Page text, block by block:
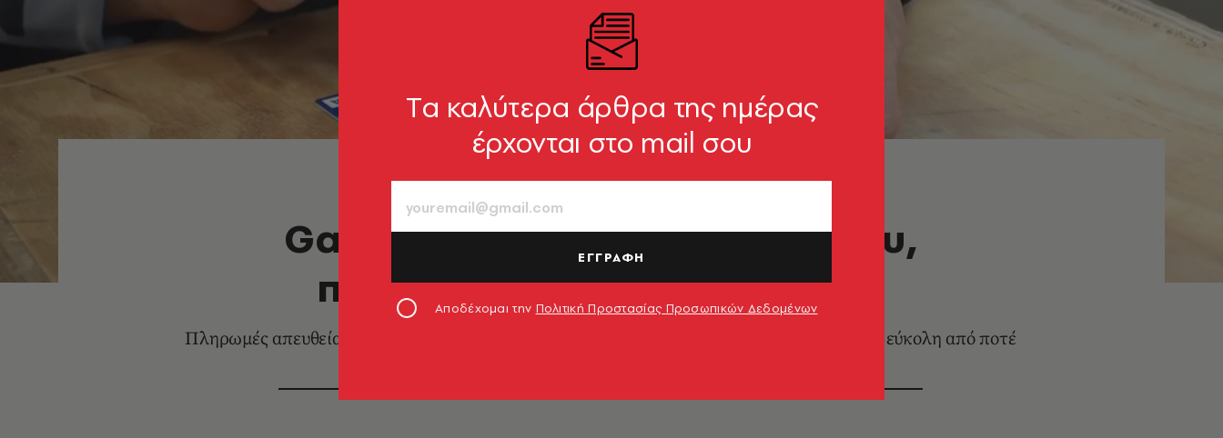
Garmin Pay: Κάνε το ρολόι σου,
πορτοφόλι με μια εφαρμογή
Πληρωμές απευθείας από τον καρπό σου και η προπόνηση για τον Μαραθώνιο γίνεται πιο εύκολη από ποτέ
Tα καλύτερα άρθρα της ημέρας
έρχονται στο mail σου
ΕΓΓΡΑΦΗ
Αποδέχομαι την Πολιτική Προστασίας Προσωπικών Δεδομένων